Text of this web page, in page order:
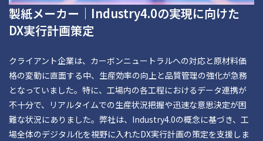
製紙メーカー｜Industry4.0の実現に向けた
DX実行計画策定
クライアント企業は、カーボンニュートラルへの対応と原材料価
格の変動に直面する中、生産効率の向上と品質管理の強化が急務
となっていました。特に、工場内の各工程におけるデータ連携が
不十分で、リアルタイムでの生産状況把握や迅速な意思決定が困
難な状況にありました。弊社は、Industry4.0の概念に基づき、工
場全体のデジタル化を視野に入れたDX実行計画の策定を支援しま